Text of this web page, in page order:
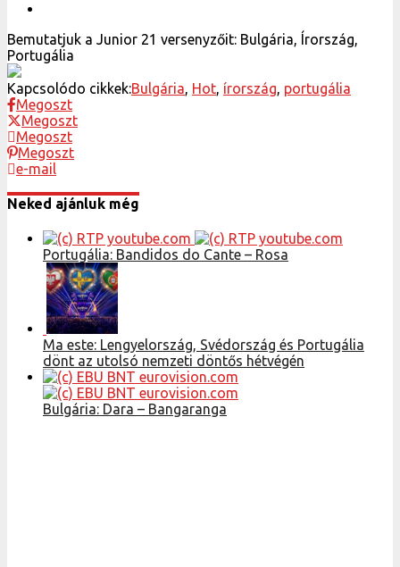
Bemutatjuk a Junior 21 versenyzőit: Bulgária, Írország,
Portugália
Kapcsolódo cikkek:Bulgária, Hot, írország, portugália
Megoszt
Megoszt
Megoszt
Megoszt
e-mail
Neked ajánluk még
Portugália: Bandidos do Cante – Rosa
Ma este: Lengyelország, Svédország és Portugália
dönt az utolsó nemzeti döntős hétvégén
Bulgária: Dara – Bangaranga